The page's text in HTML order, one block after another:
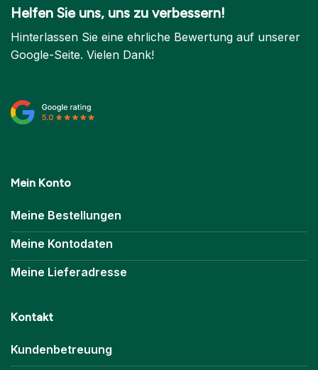
Helfen Sie uns, uns zu verbessern!
Hinterlassen Sie eine ehrliche Bewertung auf unserer
Google-Seite. Vielen Dank!
Mein Konto
Meine Bestellungen
Meine Kontodaten
Meine Lieferadresse
Kontakt
Kundenbetreuung